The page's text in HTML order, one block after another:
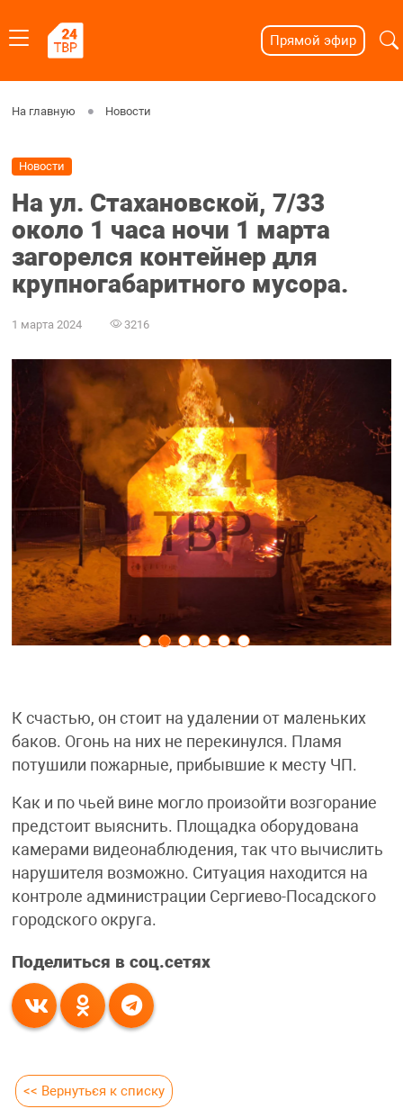
Прямой эфир
На главную Новости
Новости
На ул. Стахановской, 7/33
около 1 часа ночи 1 марта
загорелся контейнер для
крупногабаритного мусора.
1 марта 2024 3216
К счастью, он стоит на удалении от маленьких
баков. Огонь на них не перекинулся. Пламя
потушили пожарные, прибывшие к месту ЧП.
Как и по чьей вине могло произойти возгорание
предстоит выяснить. Площадка оборудована
камерами видеонаблюдения, так что вычислить
нарушителя возможно. Ситуация находится на
контроле администрации Сергиево-Посадского
городского округа.
Поделиться в соц.сетях
<< Вернуться к списку